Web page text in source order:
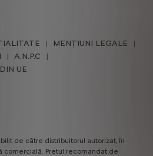
MENȚIUNI LEGALE
A.N.P.C
UE
de către distribuitorul autorizat, în
comercială. Pretul recomandat de